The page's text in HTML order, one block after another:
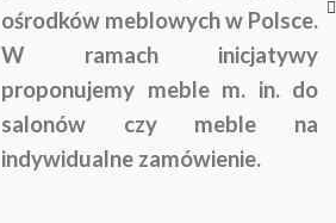
ośrodków meblowych w Polsce.
W ramach inicjatywy
proponujemy meble m. in. do
salonów czy meble na
indywidualne zamówienie.